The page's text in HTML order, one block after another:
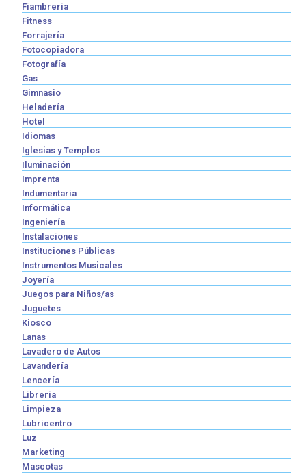
Fiambrería
Fitness
Forrajería
Fotocopiadora
Fotografía
Gas
Gimnasio
Heladería
Hotel
Idiomas
Iglesias y Templos
Iluminación
Imprenta
Indumentaria
Informática
Ingeniería
Instalaciones
Instituciones Públicas
Instrumentos Musicales
Joyería
Juegos para Niños/as
Juguetes
Kiosco
Lanas
Lavadero de Autos
Lavandería
Lencería
Librería
Limpieza
Lubricentro
Luz
Marketing
Mascotas